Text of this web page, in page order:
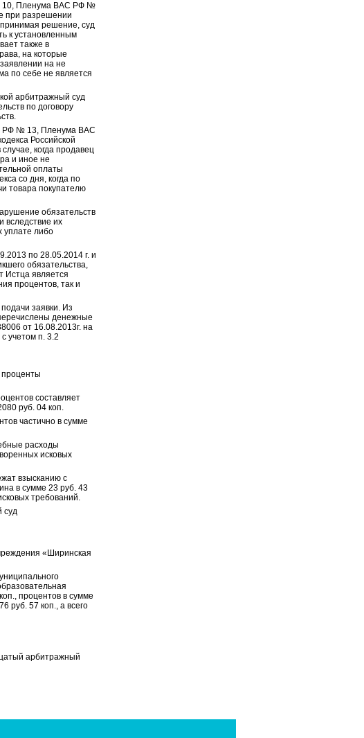
10, Пленума ВАС РФ №
при разрешении
решение, суд
к установленным
также в
на которые
на не
по себе не является
арбитражный суд
по договору
РФ № 13, Пленума ВАС
Российской
когда продавец
и иное не
оплаты
со дня, когда по
товара покупателю
обязательств
вследствие их
уплате либо
по 28.05.2014 г. и
обязательства,
Истца является
процентов, так и
заявки. Из
денежные
от 16.08.2013г. на
учетом п. 3.2
проценты
составляет
руб. 04 коп.
частично в сумме
расходы
исковых
взысканию с
в сумме 23 руб. 43
требований.
суд
«Ширинская
процентов в сумме
руб. 57 коп., а всего
арбитражный